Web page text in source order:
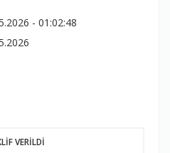
- 01:02:48
VERİLDİ